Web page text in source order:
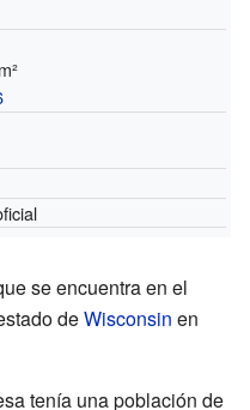
se encuentra en el
deWisconsin en
tenía una población de